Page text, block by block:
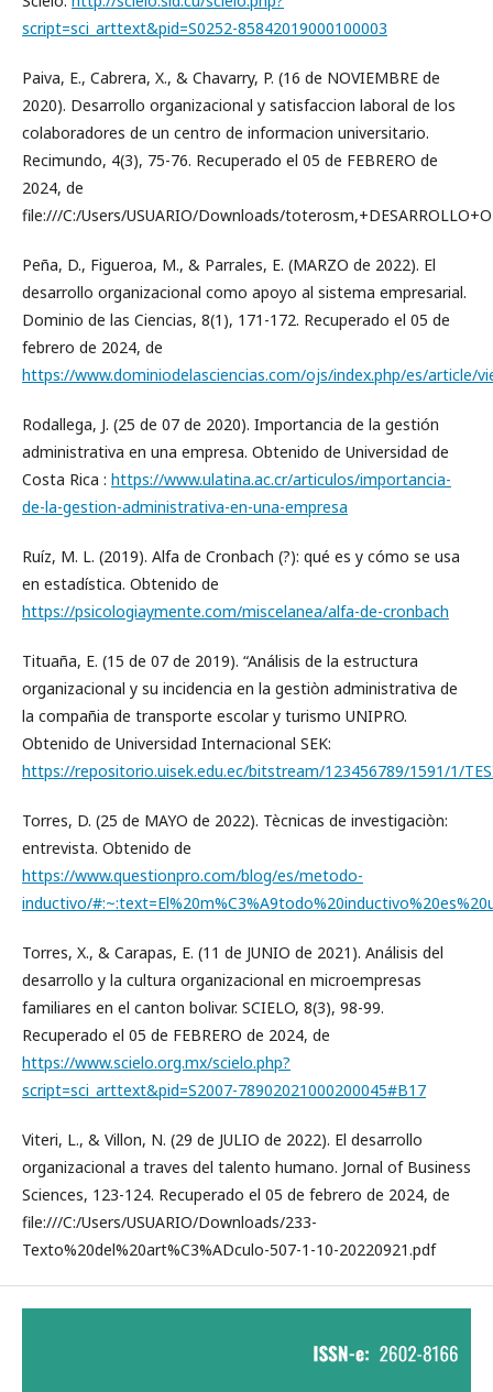
script=sci_arttext&pid=S0252-85842019000100003
Paiva, E., Cabrera, X., & Chavarry, P. (16 de NOVIEMBRE de
2020). Desarrollo organizacional y satisfaccion laboral de los
colaboradores de un centro de informacion universitario.
Recimundo, 4(3), 75-76. Recuperado el 05 de FEBRERO de
2024, de
file:///C:/Users/USUARIO/Downloads/
Peña, D., Figueroa, M., & Parrales, E. (MARZO de 2022). El
desarrollo organizacional como apoyo al sistema empresarial.
Dominio de las Ciencias, 8(1), 171-172. Recuperado el 05 de
febrero de 2024, de
https://www.dominiodelasciencias.com/ojs/index.php/es/article/
Rodallega, J. (25 de 07 de 2020). Importancia de la gestión
administrativa en una empresa. Obtenido de Universidad de
Costa Rica : https://www.ulatina.ac.cr/articulos/importancia-
de-la-gestion-administrativa-en-una-empresa
Ruíz, M. L. (2019). Alfa de Cronbach (?): qué es y cómo se usa
en estadística. Obtenido de
https://psicologiaymente.com/miscelanea/alfa-de-cronbach
Tituaña, E. (15 de 07 de 2019). “Análisis de la estructura
organizacional y su incidencia en la gestiòn administrativa de
la compañia de transporte escolar y turismo UNIPRO.
Obtenido de Universidad Internacional SEK:
https://repositorio.uisek.edu.ec/bitstream/123456789/1591/1/
Torres, D. (25 de MAYO de 2022). Tècnicas de investigaciòn:
entrevista. Obtenido de
https://www.questionpro.com/blog/es/metodo-
inductivo/
Torres, X., & Carapas, E. (11 de JUNIO de 2021). Análisis del
desarrollo y la cultura organizacional en microempresas
familiares en el canton bolivar. SCIELO, 8(3), 98-99.
Recuperado el 05 de FEBRERO de 2024, de
https://www.scielo.org.mx/scielo.php?
script=sci_arttext&pid=S2007-78902021000200045#B17
Viteri, L., & Villon, N. (29 de JULIO de 2022). El desarrollo
organizacional a traves del talento humano. Jornal of Business
Sciences, 123-124. Recuperado el 05 de febrero de 2024, de
file:///C:/Users/USUARIO/Downloads/233-
Texto%20del%20art%C3%ADculo-507-1-10-20220921.pdf